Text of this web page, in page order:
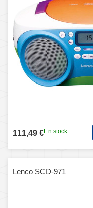
111,49 €En stock
Lenco SCD-971